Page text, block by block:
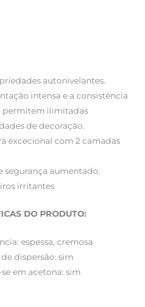
autonivelantes.
intensa e a consistência
permitem ilimitadas
de decoração.
excecional com 2 camadas
segurança aumentado.
irritantes
DO PRODUTO:
espessa, cremosa
dispersão: sim
se em acetona: sim